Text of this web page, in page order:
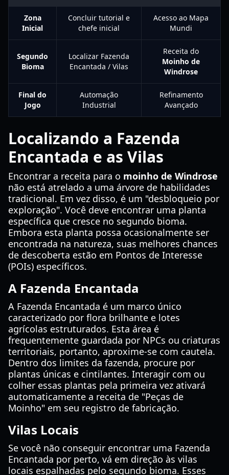
Zona
Inicial
Concluir tutorial e
chefe inicial
Acesso ao Mapa
Mundi
Segundo
Bioma
Localizar Fazenda
Encantada / Vilas
Receita do
Moinho de
Windrose
Final do
Jogo
Automação
Industrial
Refinamento
Avançado
Localizando a Fazenda
Encantada e as Vilas
Encontrar a receita para o moinho de Windrose
não está atrelado a uma árvore de habilidades
tradicional. Em vez disso, é um "desbloqueio por
exploração". Você deve encontrar uma planta
específica que cresce no segundo bioma.
Embora esta planta possa ocasionalmente ser
encontrada na natureza, suas melhores chances
de descoberta estão em Pontos de Interesse
(POIs) específicos.
A Fazenda Encantada
A Fazenda Encantada é um marco único
caracterizado por flora brilhante e lotes
agrícolas estruturados. Esta área é
frequentemente guardada por NPCs ou criaturas
territoriais, portanto, aproxime-se com cautela.
Dentro dos limites da fazenda, procure por
plantas únicas e cintilantes. Interagir com ou
colher essas plantas pela primeira vez ativará
automaticamente a receita de "Peças de
Moinho" em seu registro de fabricação.
Vilas Locais
Se você não conseguir encontrar uma Fazenda
Encantada por perto, vá em direção às vilas
locais espalhadas pelo segundo bioma. Esses